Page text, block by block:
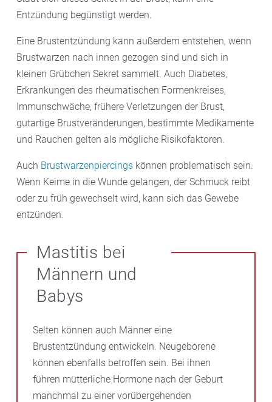
Entzündung begünstigt werden.
Eine Brustentzündung kann außerdem entstehen, wenn
Brustwarzen nach innen gezogen sind und sich in
kleinen Grübchen Sekret sammelt. Auch Diabetes,
Erkrankungen des rheumatischen Formenkreises,
Immunschwäche, frühere Verletzungen der Brust,
gutartige Brustveränderungen, bestimmte Medikamente
und Rauchen gelten als mögliche Risikofaktoren.
Auch Brustwarzenpiercings können problematisch sein.
Wenn Keime in die Wunde gelangen, der Schmuck reibt
oder zu früh gewechselt wird, kann sich das Gewebe
entzünden.
Mastitis bei
Männern und
Babys
Selten können auch Männer eine
Brustentzündung entwickeln. Neugeborene
können ebenfalls betroffen sein. Bei ihnen
führen mütterliche Hormone nach der Geburt
manchmal zu einer vorübergehenden